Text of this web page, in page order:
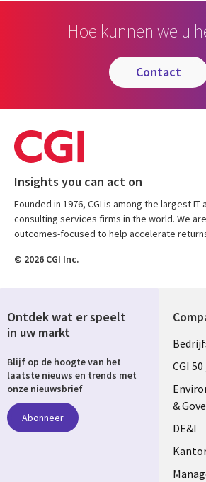
Hoe kunnen we u
contact
Insights you can act on
Founded in 1976, CGI is among the largest IT
consulting services firms in the world. We
outcomes-focused to help accelerate
© 2026 CGI Inc.
CGI
&
DE&I
Ontdek wat er speelt
in uw markt
Blijf op de hoogte van het
laatste nieuws en trends met
onze nieuwsbrief
Abonneer